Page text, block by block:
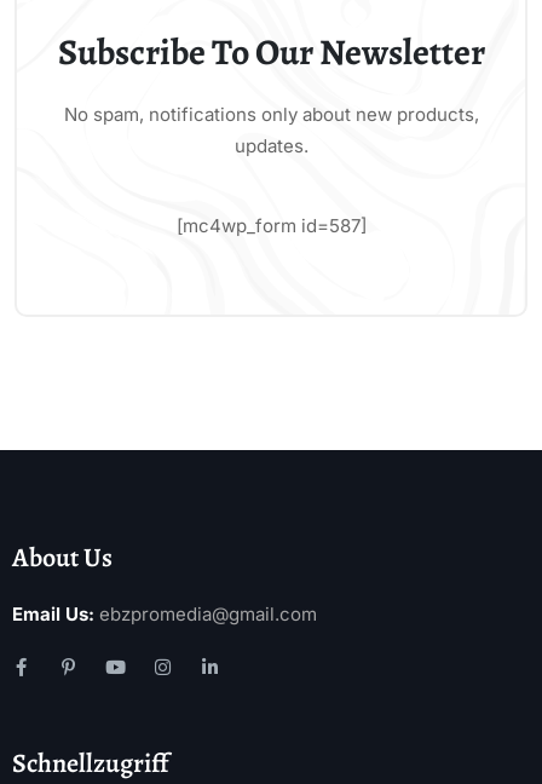
Subscribe To Our Newsletter
No spam, notifications only about new products,
updates.
[mc4wp_form id=587]
About Us
Email Us: ebzpromedia@gmail.com
Schnellzugriff